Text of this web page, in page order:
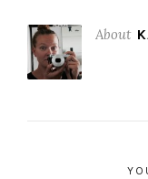
About